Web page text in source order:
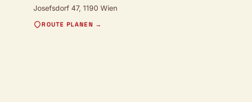
Josefsdorf 47,1190 Wien
ROUTE PLANEN →